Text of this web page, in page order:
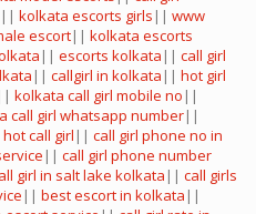
|| kolkata escorts girls || www
escort|| kolkata escorts
|| escorts kolkata || call girl
|| callgirl in kolkata || hot girl
|| kolkata call girl mobile no ||
call girl whatsapp number||
call girl || call girl phone no in
|| call girl phone number
girl in salt lake kolkata || call girls
|| best escort in kolkata ||